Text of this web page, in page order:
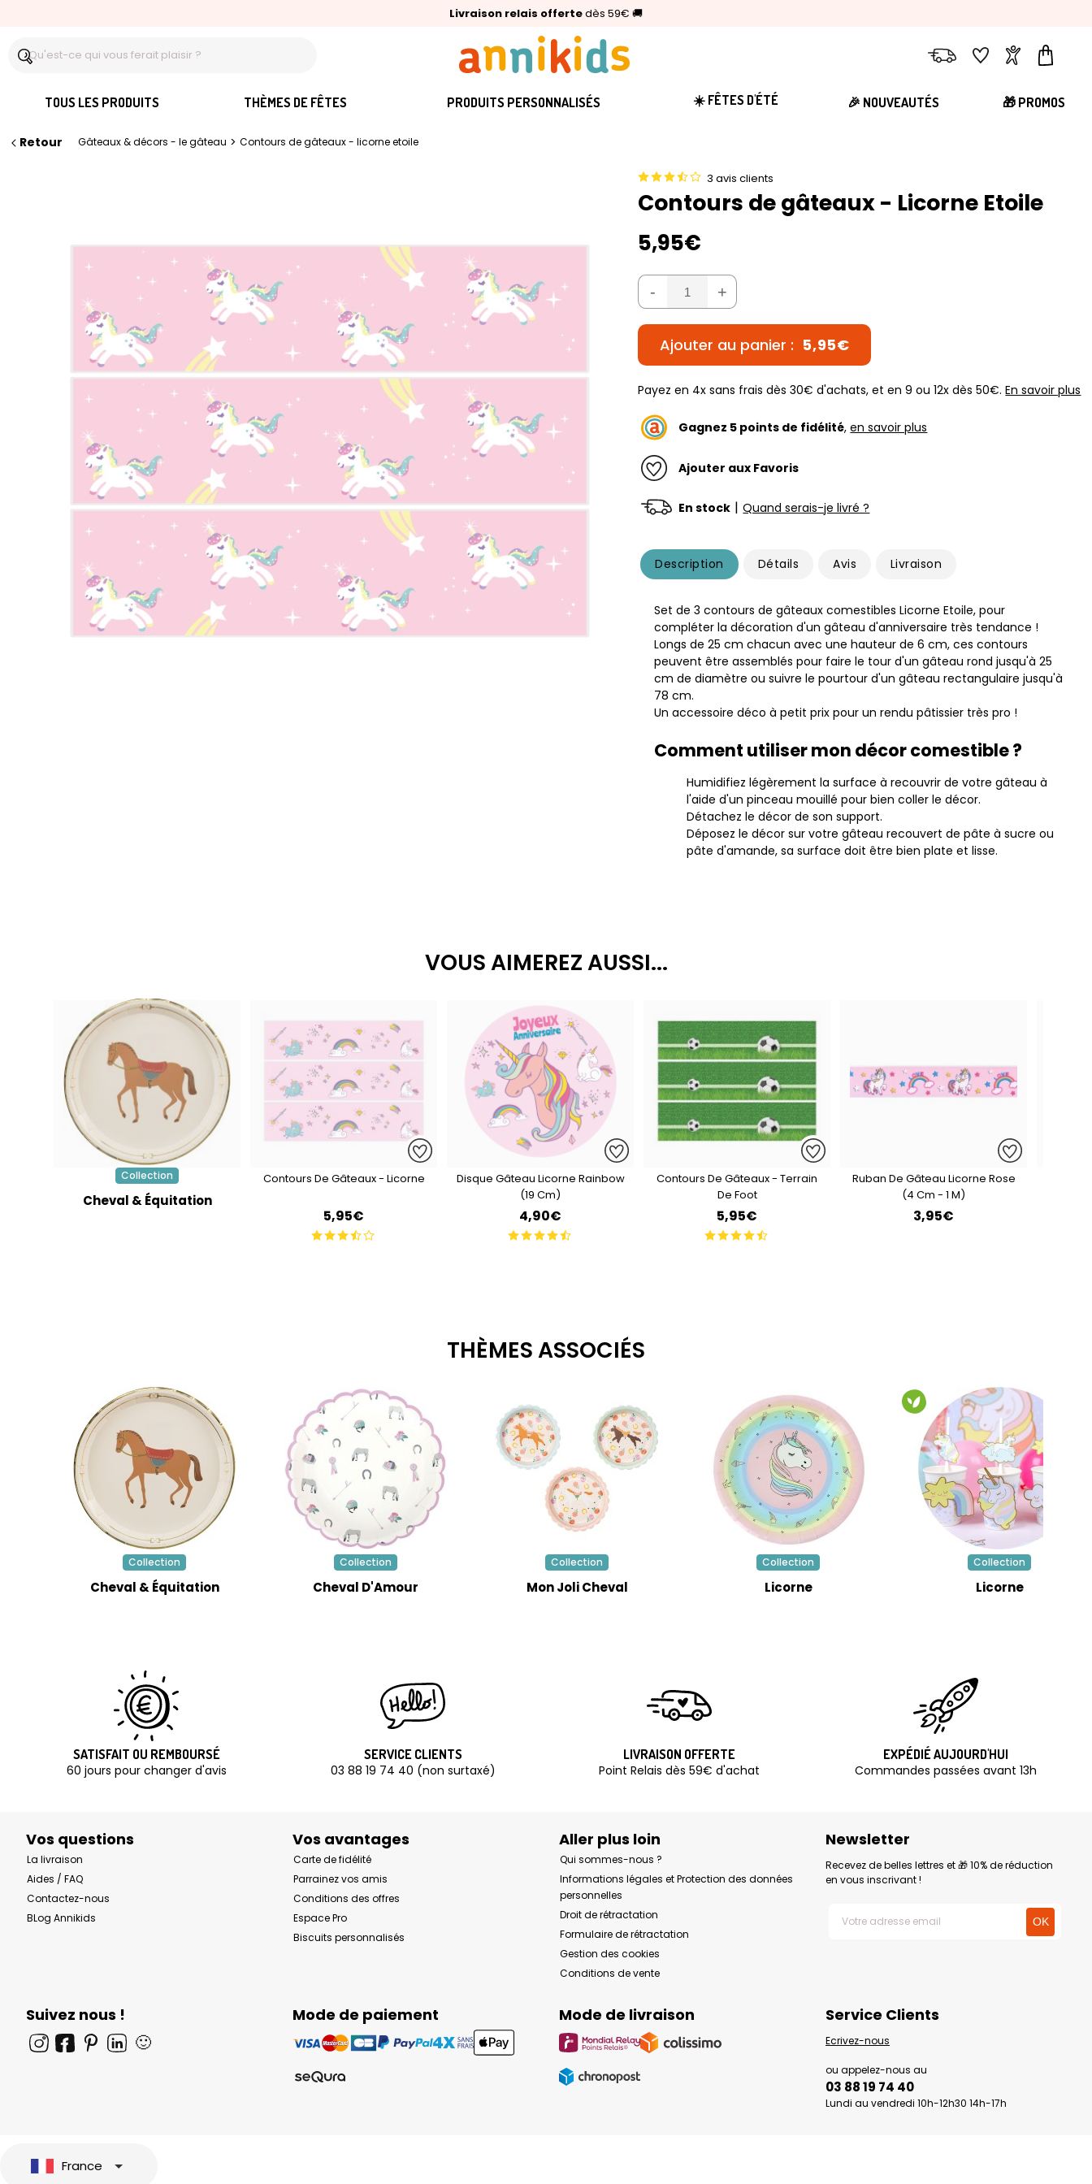
Livraison relais offertedès 59€ 🚚
🥇Palmarès Capital 2025 :Annikids N°1
⭐⭐⭐⭐⭐4,6/5(24 000 avis clients)
LivraisonFavorisComptePanier
TOUS LES PRODUITS THÈMES DE FÊTES PRODUITS PERSONNALISÉS ☀️ FÊTES D'ÉTÉ 🎉 NOUVEAUTÉS 🎁 PROMOS
Retour Gâteaux & décors - le gâteau > Contours de gâteaux - licorne etoile
3 avis clients
Contours de gâteaux - Licorne Etoile
5,95€
- +
Ajouter au panier : 5,95€
Payez en 4x sans frais dès 30€ d'achats, et en 9 ou 12x dès 50€.En savoir plus
Gagnez 5 points de fidélité,en savoir plus
Ajouter aux Favoris
En stock | Quand serais-je livré ?
Description Détails Avis Livraison
Set de 3 contours de gâteaux comestibles Licorne Etoile, pour
compléter la décoration d'un gâteau d'anniversaire très tendance !
Longs de 25 cm chacun avec une hauteur de 6 cm, ces contours
peuvent être assemblés pour faire le tour d'un gâteau rond jusqu'à 25
cm de diamètre ou suivre le pourtour d'un gâteau rectangulaire jusqu'à
78 cm.
Un accessoire déco à petit prix pour un rendu pâtissier très pro !
Comment utiliser mon décor comestible ?
Humidifiez légèrement la surface à recouvrir de votre gâteau à
l'aide d'un pinceau mouillé pour bien coller le décor.
Détachez le décor de son support.
Déposez le décor sur votre gâteau recouvert de pâte à sucre ou
pâte d'amande, sa surface doit être bien plate et lisse.
VOUS AIMEREZ AUSSI...
Collection
Cheval & Équitation
Contours De Gâteaux - Licorne
5,95€
Disque Gâteau Licorne Rainbow
(19 Cm)
4,90€
Contours De Gâteaux - Terrain
De Foot
5,95€
Ruban De Gâteau Licorne Rose
(4 Cm - 1 M)
3,95€
THÈMES ASSOCIÉS
Collection
Cheval & Équitation
Collection
Cheval D'Amour
Collection
Mon Joli Cheval
Collection
Licorne
Collection
Licorne
SATISFAIT OU REMBOURSÉ
60 jours pour changer d'avis
SERVICE CLIENTS
03 88 19 74 40 (non surtaxé)
LIVRAISON OFFERTE
Point Relais dès 59€ d'achat
EXPÉDIÉ AUJOURD'HUI
Commandes passées avant 13h
Vos questions
La livraison
Aides / FAQ
Contactez-nous
BLog Annikids
Vos avantages
Carte de fidélité
Parrainez vos amis
Conditions des offres
Espace Pro
Biscuits personnalisés
Aller plus loin
Qui sommes-nous ?
Informations légales et Protection des données
personnelles
Droit de rétractation
Formulaire de rétractation
Gestion des cookies
Conditions de vente
Newsletter
Recevez de belles lettres et 🎁 10% de réduction
en vous inscrivant !
Suivez nous !
🙂
Mode de paiement Mode de livraison Service Clients
Ecrivez-nous
ou appelez-nous au
03 88 19 74 40
Lundi au vendredi 10h-12h30 14h-17h
France